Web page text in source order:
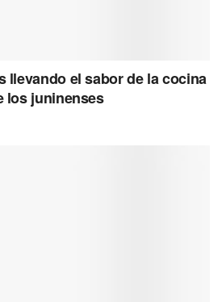
llevando el sabor de la cocina
los juninenses